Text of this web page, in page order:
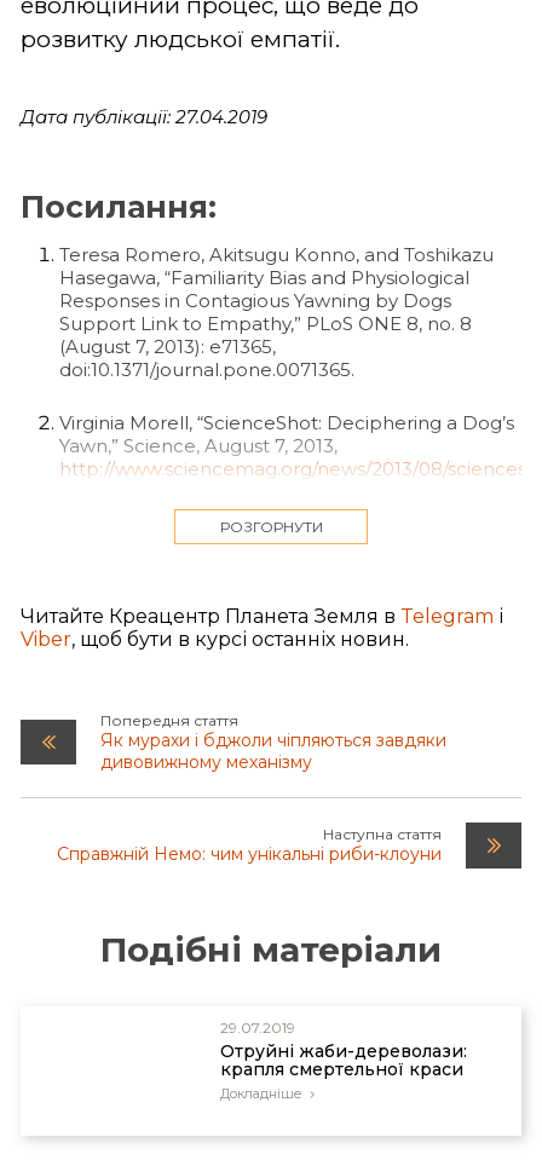
розвитку людської емпатії.
Дата публікації: 27.04.2019
Посилання:
Teresa Romero, Akitsugu Konno, and Toshikazu
Hasegawa, “Familiarity Bias and Physiological
Responses in Contagious Yawning by Dogs
Support Link to Empathy,” PLoS ONE 8, no. 8
(August 7, 2013): e71365,
doi:10.1371/journal.pone.0071365.
Virginia Morell, “ScienceShot: Deciphering a Dog’s
Yawn,” Science, August 7, 2013,
http://www.sciencemag.org/news/2013/08/
Romero, Konno, and Hasegawa, “Familiarity Bias
Там же.
Там же.
Там же.
Frans de Waal, “The Evolution of Empathy,” The
РОЗГОРНУТИ
Читайте Креацентр Планета Земля в Telegram і
Viber, щоб бути в курсі останніх новин.
Попередня стаття
Як мурахи і бджоли чіпляються завдяки
дивовижному механізму
Наступна стаття
Справжній Немо: чим унікальні риби-клоуни
Подібні матеріали
29.07.2019
Отруйні жаби-дереволази:
крапля смертельної краси
Докладніше